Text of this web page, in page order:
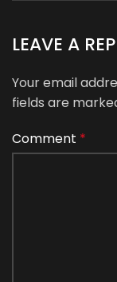
LEAVE A
Your email
fields are
Comment *